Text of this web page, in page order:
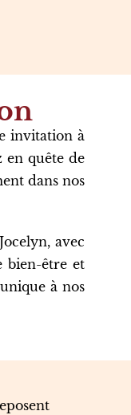
invitation à
en quête de
dans nos
avec
bien-être et
à nos